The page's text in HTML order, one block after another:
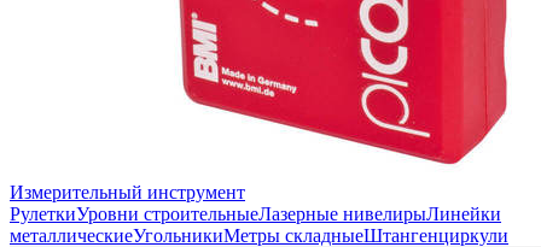
Измерительный инструмент
РулеткиУровни строительныеЛазерные нивелирыЛинейки
металлическиеУгольникиМетры складныеШтангенциркули